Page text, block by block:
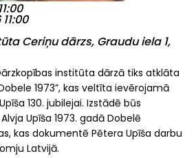
Ceriņu dārzs, Graudu iela 1,
institūta dārzā tiks atklāta
1973”, kas veltīta ievērojamā
130. jubilejai. Izstādē būs
Alvja Upīša 1973. gadā Dobelē
kas dokumentē Pētera Upīša darbu
Latvijā.